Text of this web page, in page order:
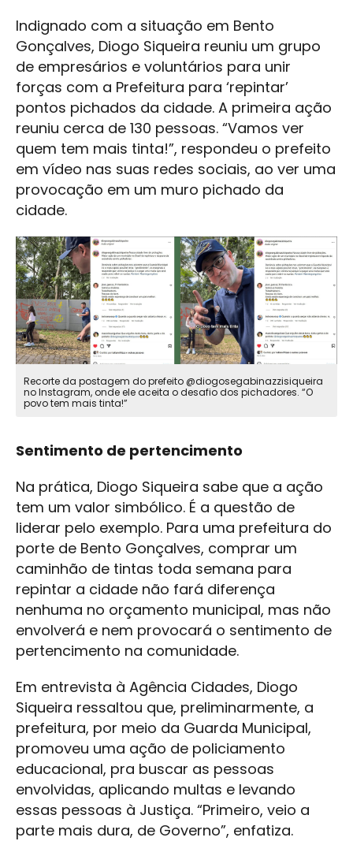
Indignado com a situação em Bento
Gonçalves, Diogo Siqueira reuniu um grupo
de empresários e voluntários para unir
forças com a Prefeitura para ‘repintar’
pontos pichados da cidade. A primeira ação
reuniu cerca de 130 pessoas. “Vamos ver
quem tem mais tinta!”, respondeu o prefeito
em vídeo nas suas redes sociais, ao ver uma
provocação em um muro pichado da
cidade.
Recorte da postagem do prefeito @diogosegabinazzisiqueira
no Instagram, onde ele aceita o desafio dos pichadores. “O
povo tem mais tinta!”
Sentimento de pertencimento
Na prática, Diogo Siqueira sabe que a ação
tem um valor simbólico. É a questão de
liderar pelo exemplo. Para uma prefeitura do
porte de Bento Gonçalves, comprar um
caminhão de tintas toda semana para
repintar a cidade não fará diferença
nenhuma no orçamento municipal, mas não
envolverá e nem provocará o sentimento de
pertencimento na comunidade.
Em entrevista à Agência Cidades, Diogo
Siqueira ressaltou que, preliminarmente, a
prefeitura, por meio da Guarda Municipal,
promoveu uma ação de policiamento
educacional, pra buscar as pessoas
envolvidas, aplicando multas e levando
essas pessoas à Justiça. “Primeiro, veio a
parte mais dura, de Governo”, enfatiza.